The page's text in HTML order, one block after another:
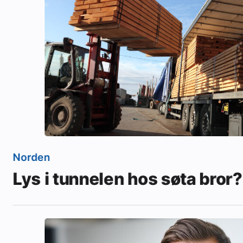
Norden
Lys i tunnelen hos søta bror?